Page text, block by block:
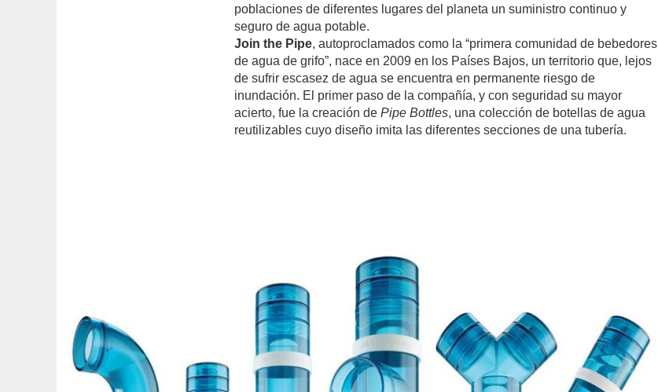
poblaciones de diferentes lugares del planeta un suministro continuo y
seguro de agua potable.
Join the Pipe, autoproclamados como la “primera comunidad de bebedores
de agua de grifo”, nace en 2009 en los Países Bajos, un territorio que, lejos
de sufrir escasez de agua se encuentra en permanente riesgo de
inundación. El primer paso de la compañía, y con seguridad su mayor
acierto, fue la creación dePipe Bottles, una colección de botellas de agua
reutilizables cuyo diseño imita las diferentes secciones de una tubería.